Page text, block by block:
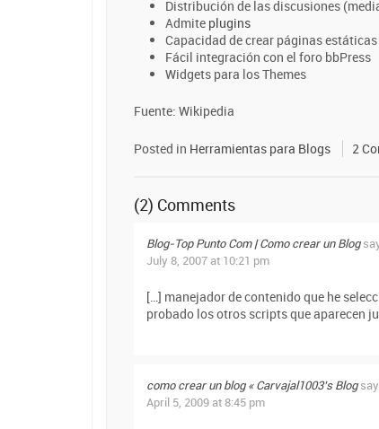
Distribución de las discusiones
Admite plugins
Capacidad de crear páginas
Fácil integración con el foro bbPress
Widgets para los Themes
Fuente: Wikipedia
Posted in Herramientas para Blogs 2
(2) Comments
Blog-Top Punto Com | Como crear un Blog
July 8, 2007 at 10:21 pm
[…] manejador de contenido que he
probado los otros scripts que aparecen
como crear un blog « Carvajal1003’s Blog
April 5, 2009 at 8:45 pm